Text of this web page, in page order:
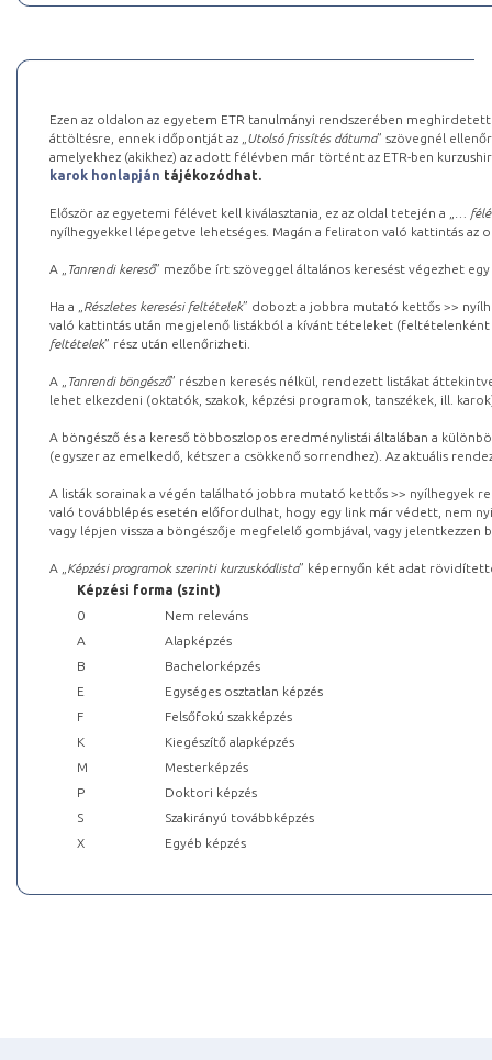
Ezen az oldalon az egyetem ETR tanulmányi rendszerében
áttöltésre, ennek időpontját az „ Utolsó frissítés dátuma” szövegnél
amelyekhez (akikhez) az adott félévben már történt az ETR-ben
karok honlapján tájékozódhat.
Először az egyetemi félévet kell kiválasztania, ez az oldal tetején a „
…
nyílhegyekkel lépegetve lehetséges. Magán a feliraton való kattintás az
A „ Tanrendi kereső” mezőbe írt szöveggel általános keresést végezhet
Ha a „ Részletes keresési feltételek” dobozt a jobbra mutató kettős >>
való kattintás után megjelenő listákból a kívánt tételeket (feltételenként
feltételek” rész után ellenőrizheti.
A „ Tanrendi böngésző” részben keresés nélkül, rendezett listákat
lehet elkezdeni (oktatók, szakok, képzési programok, tanszékek, ill.
A böngésző és a kereső többoszlopos eredménylistái általában a
(egyszer az emelkedő, kétszer a csökkenő sorrendhez). Az aktuális
A listák sorainak a végén található jobbra mutató kettős >> nyílhegyek
való továbblépés esetén előfordulhat, hogy egy link már védett, nem
vagy lépjen vissza a böngészője megfelelő gombjával, vagy
A „ Képzési programok szerinti kurzuskódlista” képernyőn két adat
Képzési forma (szint)
0
Nem releváns
A
Alapképzés
B
Bachelorképzés
E
Egységes osztatlan képzés
F
Felsőfokú szakképzés
K
Kiegészítő alapképzés
M
Mesterképzés
P
Doktori képzés
S
Szakirányú továbbképzés
X
Egyéb képzés